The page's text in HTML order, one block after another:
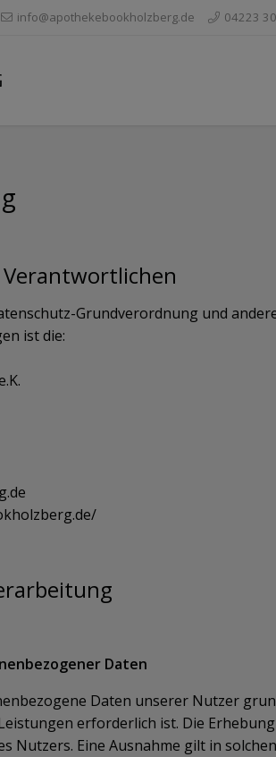
info@apothekebookholzberg.de 04223
Grundverordnung und
ist die:
Daten
Daten unserer Nutzer
erforderlich ist. Die
Nutzers. Eine Ausnahme gilt in